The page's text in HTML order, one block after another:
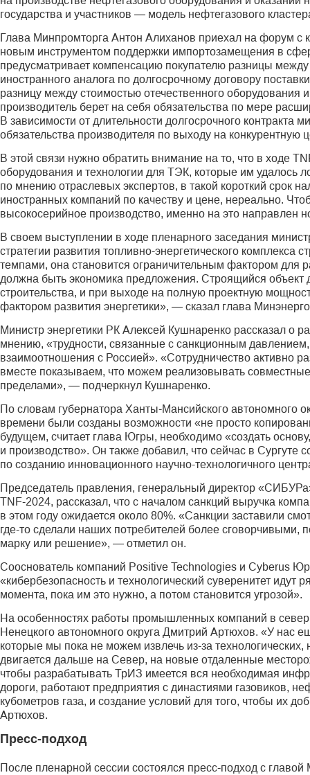
государства и участников — модель нефтегазового
Глава Минпромторга Антон Алиханов приехал на форум с
новым инструментом поддержки импортозамещения в
предусматривает компенсацию покупателю разницы
иностранного аналога по долгосрочному договору
разницу между стоимостью отечественного оборудования
производитель берет на себя обязательства по мере
В зависимости от длительности долгосрочного контракта
обязательства производителя по выходу на
В этой связи нужно обратить внимание на то, что в ходе
оборудования и технологии для ТЭК, которые им удалось
по мнению отраслевых экспертов, в такой короткий срок
иностранных компаний по качеству и цене, нереально.
высокосерийное производство, именно на это направлен
В своем выступлении в ходе пленарного заседания
стратегии развития топливно-энергетического
темпами, она становится ограничительным фактором для
должна быть экономика предложения. Строящийся объект
строительства, и при выходе на полную проектную
фактором развития энергетики», — сказал глава
Министр энергетики РК Алексей Кушнаренко рассказал о
мнению, «трудности, связанные с санкционным
взаимоотношения с Россией». «Сотрудничество активно
вместе показываем, что можем реализовывать
пределами», — подчеркнул Кушнаренко.
По словам губернатора Ханты-Мансийского автономного
времени были созданы возможности «не просто
будущем, считает глава Югры, необходимо «создать
и производство». Он также добавил, что сейчас в
по созданию инновационного научно-технологичного
Председатель правления, генеральный директор
TNF-2024, рассказал, что с началом санкций выручка
в этом году ожидается около 80%. «Санкции заставили
где-то сделали наших потребителей более сговорчивыми,
марку или решение», — отметил он.
Сооснователь компаний Positive Technologies и Сyberus
«кибербезопасность и технологический суверенитет
момента, пока им это нужно, а потом становится угрозой».
На особенностях работы промышленных компаний в
Ненецкого автономного округа Дмитрий Артюхов. «У нас
которые мы пока не можем извлечь из-за
двигается дальше на Север, на новые отдаленные
чтобы разрабатывать ТрИЗ имеется вся необходимая
дороги, работают предприятия с династиями газовиков,
кубометров газа, и создание условий для того, чтобы их
Артюхов.
Пресс-подход
После пленарной сессии состоялся пресс-подход с